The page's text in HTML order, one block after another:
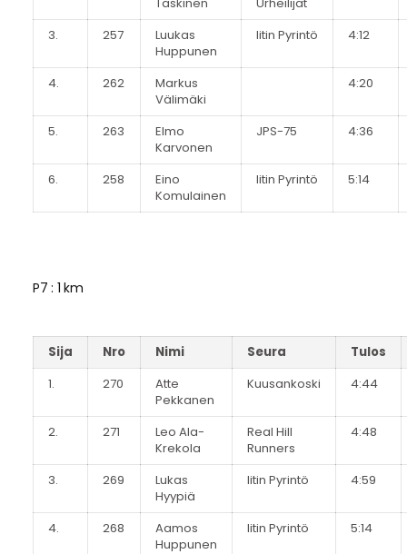
3. 257
Luukas
Huppunen
Iitin Pyrintö 4:12
4. 262
Markus
Välimäki
4:20
5. 263
Elmo
Karvonen
JPS-75 4:36
6. 258
Eino
Komulainen
Iitin Pyrintö 5:14
P7 : 1 km
Sija Nro Nimi Seura
Tulos
1.
270
Atte
Pekkanen
Kuusankoski 4:44
2. 271
Leo Ala-
Krekola
Real Hill
Runners
4:48
3. 269
Lukas
Hyypiä
Iitin Pyrintö 4:59
4. 268
Aamos
Huppunen
Iitin Pyrintö 5:14